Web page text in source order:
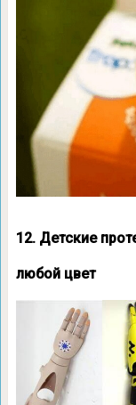
12. Детские
любой цвет